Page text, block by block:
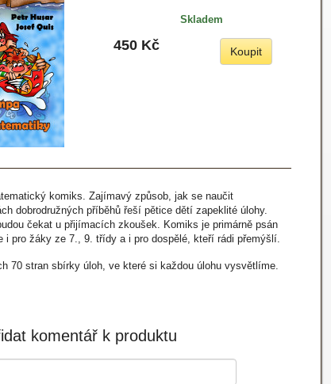
Skladem
450 Kč Koupit
komiks. Zajímavý způsob, jak se naučit
dobrodružných příběhů řeší pětice dětí zapeklité úlohy.
čekat u přijímacích zkoušek. Komiks je primárně psán
i pro žáky ze 7., 9. třídy a i pro dospělé, kteří rádi přemýšlí.
70 stran sbírky úloh, ve které si každou úlohu vysvětlíme.
komentář k produktu